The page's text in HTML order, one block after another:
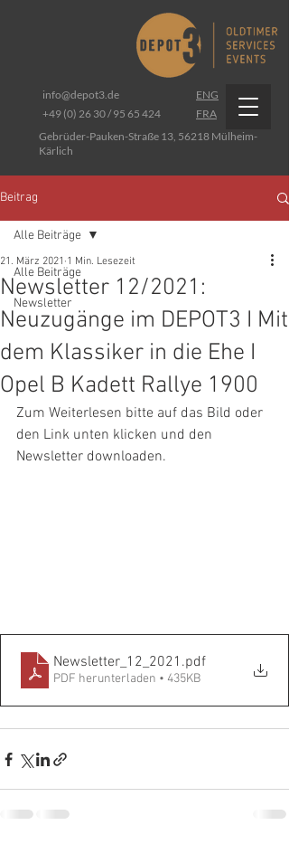
+49 (0) 26 30 / 95 65 424
info@depot3.de
ENG
FRA
Gebrüder-Pauken-Straße 13, 56218 Mülheim-
Kärlich
Beitrag
Alle Beiträge
Newsletter
Alle Beiträge
Newsletter 12/2021:
Neuzugänge im DEPOT3 I Mit
dem Klassiker in die Ehe I
Opel B Kadett Rallye 1900
21. März 2021 1 Min. Lesezeit
Zum Weiterlesen bitte auf das Bild oder
den Link unten klicken und den
Newsletter downloaden.
Newsletter_12_2021 .pdf
PDF herunterladen • 435KB